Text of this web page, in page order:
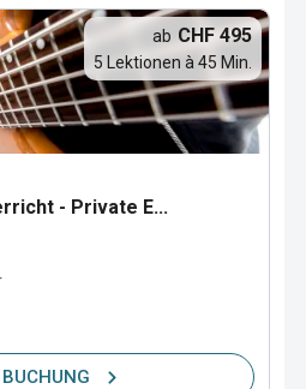
- Private E...
ab CHF 495
5 Lektionen à 45 Min.